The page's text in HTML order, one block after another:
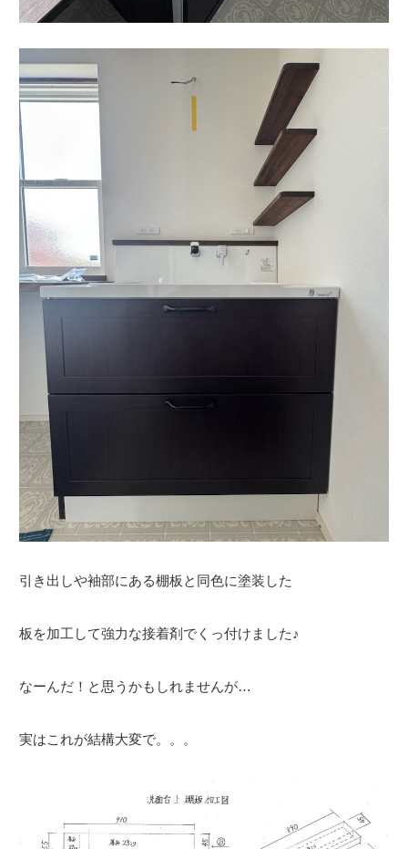
引き出しや袖部にある棚板と同色に塗装した
板を加工して強力な接着剤でくっ付けました♪
なーんだ！と思うかもしれませんが…
実はこれが結構大変で。。。